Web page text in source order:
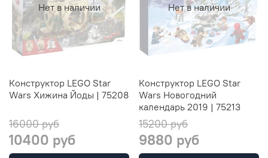
Нет в наличии
Конструктор LEGO Star
Wars Хижина Йоды | 75208
16000 руб
10400 руб
Нет в наличии
Конструктор LEGO Star
Wars Новогодний
календарь 2019 | 75213
15200 руб
9880 руб